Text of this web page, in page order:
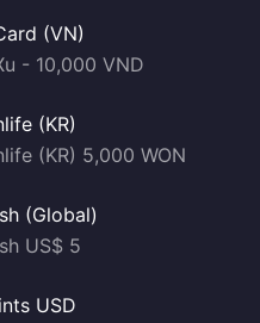
(VN)
- 10,000 VND
(KR)
(KR) 5,000 WON
(Global)
US$ 5
USD